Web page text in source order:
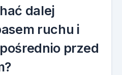
dalej
ruchu i
przed